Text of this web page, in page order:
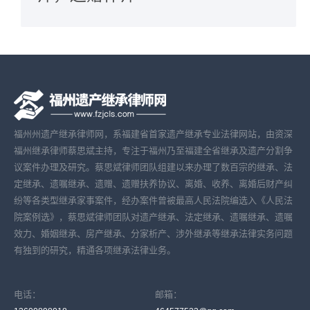
福州州遗产继承律师网，系福建省首家遗产继承专业法律网站，由资深
福州继承律师蔡思斌主持，专注于福州乃至福建全省继承及遗产分割争
议案件办理及研究。蔡思斌律师团队组建以来办理了数百宗的继承、法
定继承、遗嘱继承、遗赠、遗赠扶养协议、离婚、收养、离婚后财产纠
纷等各类型继承家事案件，经办案件曾被最高人民法院编选入《人民法
院案例选》，蔡思斌律师团队对遗产继承、法定继承、遗嘱继承、遗嘱
效力、婚姻继承、房产继承、分家析产、涉外继承等继承法律实务问题
有独到的研究，精通各项继承法律业务。
电话： 邮箱：